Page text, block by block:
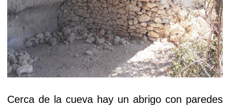
Cerca de la cueva hay un abrigo con paredes